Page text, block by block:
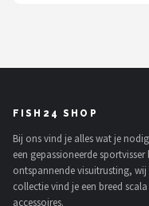
Salmo
Rapala
FISH24 SHOP
Bij ons vind je alles wat je
een gepassioneerde
ontspannende visuitrusting,
collectie vind je een breed
accessoires.